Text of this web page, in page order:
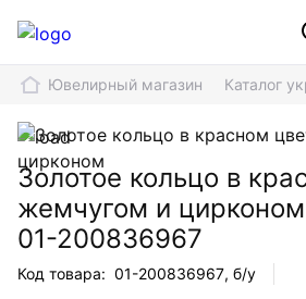
Ювелирный магазин Каталог
Золотое кольцо в
жемчугом и цирконом
01-200836967
Код товара: 01-200836967, б/у